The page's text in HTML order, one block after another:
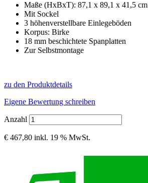
Maße (HxBxT): 87,1 x 89,1 x 41,5 cm
Mit Sockel
3 höhenverstellbare Einlegeböden
Korpus: Birke
18 mm beschichtete Spanplatten
Zur Selbstmontage
zu den Produktdetails
Eigene Bewertung schreiben
Anzahl
€ 467,80 inkl. 19 % MwSt.